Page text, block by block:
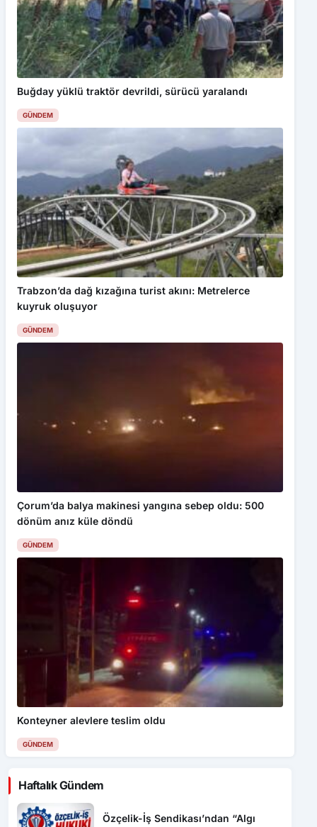
Buğday yüklü traktör devrildi, sürücü yaralandı
GÜNDEM
Trabzon’da dağ kızağına turist akını: Metrelerce
kuyruk oluşuyor
GÜNDEM
Çorum’da balya makinesi yangına sebep oldu: 500
dönüm anız küle döndü
GÜNDEM
Konteyner alevlere teslim oldu
GÜNDEM
Haftalık Gündem
Özçelik-İş Sendikası’ndan “Algı